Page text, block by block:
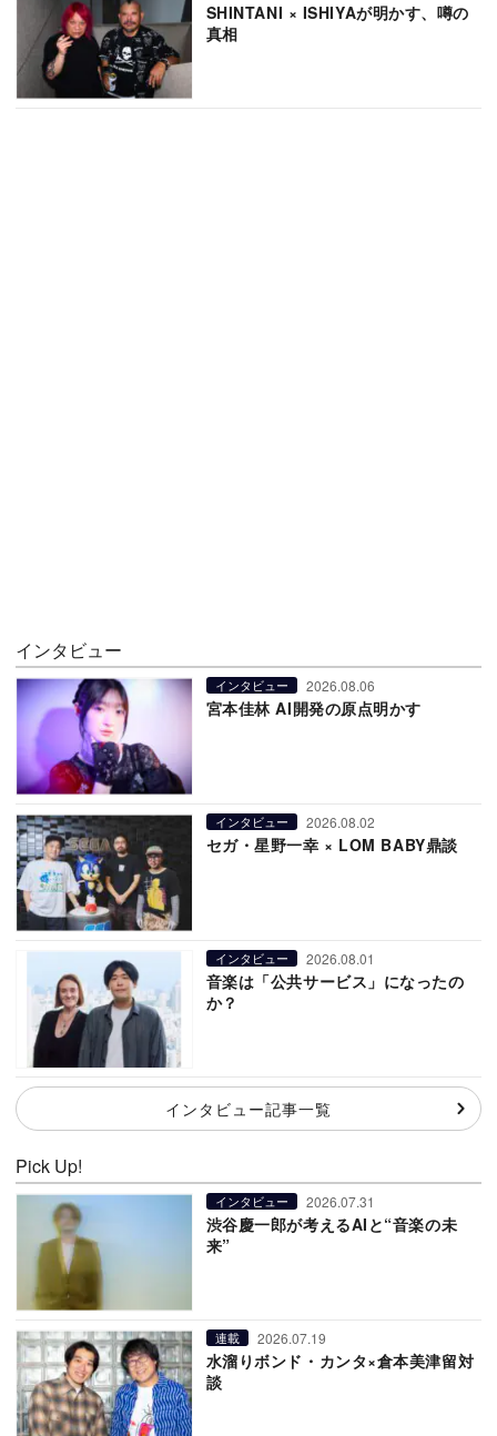
SHINTANI × ISHIYAが明かす、噂の
真相
インタビュー
インタビュー 2026.08.06
宮本佳林 AI開発の原点明かす
インタビュー 2026.08.02
セガ・星野一幸 × LOM BABY鼎談
インタビュー 2026.08.01
音楽は「公共サービス」になったの
か？
インタビュー記事一覧
Pick Up!
インタビュー 2026.07.31
渋谷慶一郎が考えるAIと“音楽の未
来”
連載 2026.07.19
水溜りボンド・カンタ×倉本美津留対
談